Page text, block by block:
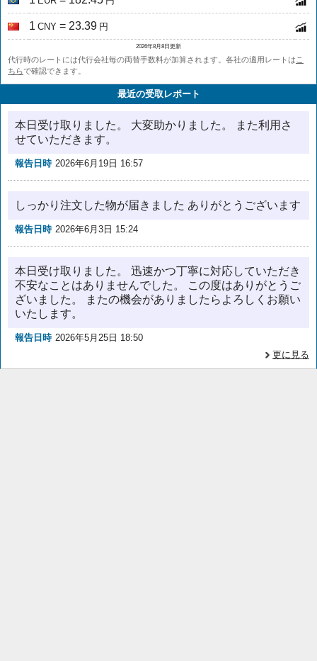
1 CNY = 23.39 円
2026年8月8日更新
代行時のレートには代行会社毎の両替手数料が加算されます。各社の適用レートは こ
ちらで確認できます。
最近の受取レポート
本日受け取りました。 大変助かりました。 また利用さ
せていただきます。
報告日時 2026年6月19日 16:57
しっかり注文した物が届きました ありがとうございます
報告日時 2026年6月3日 15:24
本日受け取りました。 迅速かつ丁寧に対応していただき
不安なことはありませんでした。 この度はありがとうご
ざいました。 またの機会がありましたらよろしくお願い
いたします。
報告日時 2026年5月25日 18:50
更に見る